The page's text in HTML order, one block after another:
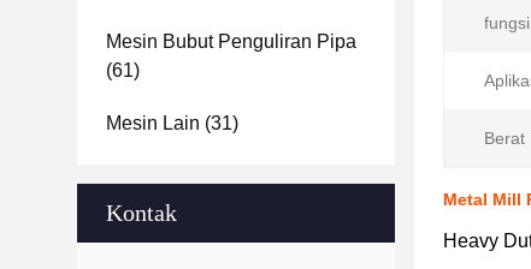
Mesin Bubut Penguliran Pipa
(61)
Mesin Lain (31)
Kontak
Berat
Metal Mill
Heavy